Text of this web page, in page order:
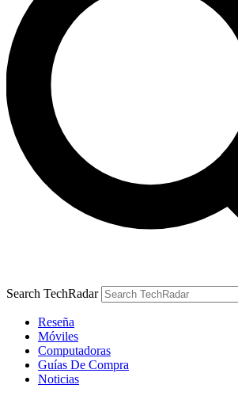
Search TechRadar
Reseña
Móviles
Computadoras
Guías De Compra
Noticias